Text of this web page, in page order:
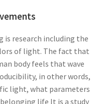
者のまとめ
ス
is research including the
of light. The fact that
body feels that wave
in other words,
light, what parameters
life It is a study